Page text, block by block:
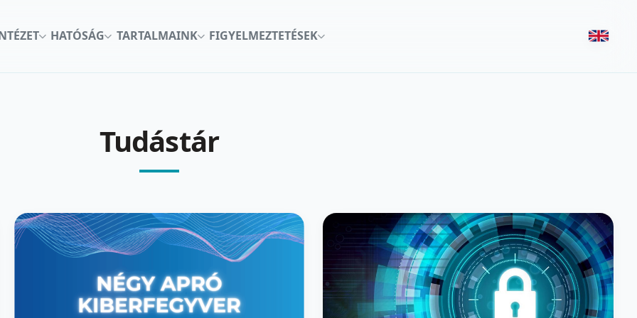
HATÓSÁG TARTALMAINK FIGYELMEZTETÉSEK
Tudástár